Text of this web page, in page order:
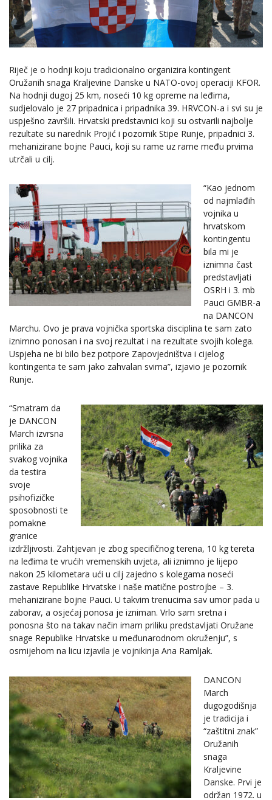
Riječ je o hodnji koju tradicionalno organizira kontingent
Oružanih snaga Kraljevine Danske u NATO-ovoj operaciji KFOR.
Na hodnji dugoj 25 km, noseći 10 kg opreme na leđima,
sudjelovalo je 27 pripadnica i pripadnika 39. HRVCON-a i svi su je
uspješno završili. Hrvatski predstavnici koji su ostvarili najbolje
rezultate su narednik Projić i pozornik Stipe Runje, pripadnici 3.
mehanizirane bojne Pauci, koji su rame uz rame među prvima
utrčali u cilj.
“Kao jednom
od najmlađih
vojnika u
hrvatskom
kontingentu
bila mi je
iznimna čast
predstavljati
OSRH i 3. mb
Pauci GMBR-a
na DANCON
Marchu. Ovo je prava vojnička sportska disciplina te sam zato
iznimno ponosan i na svoj rezultat i na rezultate svojih kolega.
Uspjeha ne bi bilo bez potpore Zapovjedništva i cijelog
kontingenta te sam jako zahvalan svima”, izjavio je pozornik
Runje.
“Smatram da
je DANCON
March izvrsna
prilika za
svakog vojnika
da testira
svoje
psihofizičke
sposobnosti te
pomakne
granice
izdržljivosti. Zahtjevan je zbog specifičnog terena, 10 kg tereta
na leđima te vrućih vremenskih uvjeta, ali iznimno je lijepo
nakon 25 kilometara ući u cilj zajedno s kolegama noseći
zastave Republike Hrvatske i naše matične postrojbe – 3.
mehanizirane bojne Pauci. U takvim trenucima sav umor pada u
zaborav, a osjećaj ponosa je izniman. Vrlo sam sretna i
ponosna što na takav način imam priliku predstavljati Oružane
snage Republike Hrvatske u međunarodnom okruženju”, s
osmijehom na licu izjavila je vojnikinja Ana Ramljak.
DANCON
March
dugogodišnja
je tradicija i
“zaštitni znak”
Oružanih
snaga
Kraljevine
Danske. Prvi je
održan 1972. u